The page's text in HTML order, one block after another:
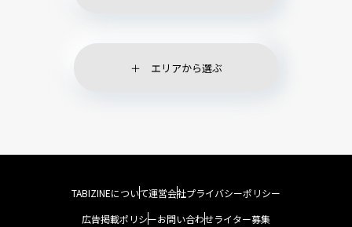
エリアから選ぶ
TABIZINEについて運営会社プライバシーポリシー
広告掲載ポリシーお問い合わせライター募集